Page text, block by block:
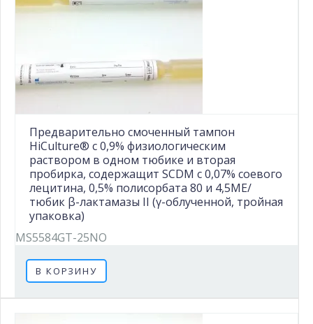
Предварительно смоченный тампон
HiCulture® с 0,9% физиологическим
раствором в одном тюбике и вторая
пробирка, содержащит SCDM с 0,07% соевого
лецитина, 0,5% полисорбата 80 и 4,5МЕ/
тюбик β-лактамазы II (γ-облученной, тройная
упаковка)
MS5584GT-25NO
В КОРЗИНУ